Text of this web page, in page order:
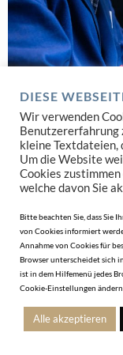
Rüsten Sie Ihre
JETZT SUCHEN
DIESE
Wir verwenden
Benutzererfahrung
kleine Textdateien,
Um die Website
Cookies
welche davon Sie
Bitte beachten Sie, dass Sie
von Cookies informiert
Annahme von Cookies für
Browser unterscheidet sich
ist in dem Hilfemenü jedes
Cookie-Einstellungen
Alle akzeptieren